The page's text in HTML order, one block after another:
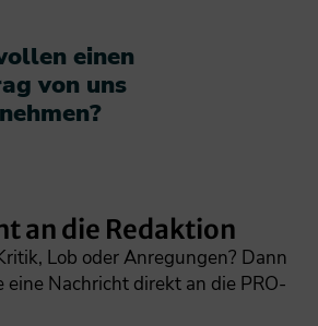
einen
von uns
an die Redaktion
Lob oder Anregungen? Dann
eine Nachricht direkt an die PRO-